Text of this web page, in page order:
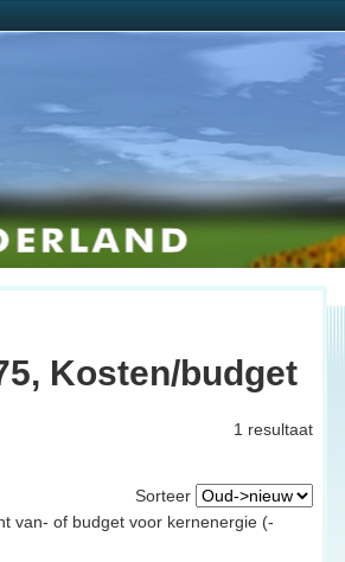
Kosten/budget
1 resultaat
Sorteer
van- of budget voor kernenergie (-